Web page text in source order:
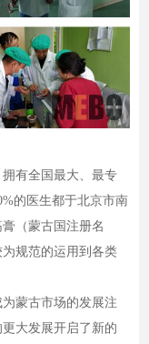
有全国最大、最专
的医生都于北京市南
（蒙古国注册名
规范的运用到各类
蒙古市场的发展注
大发展开启了新的